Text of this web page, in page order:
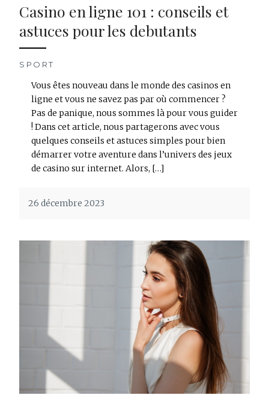
Casino en ligne 101 : conseils et
astuces pour les debutants
SPORT
Vous êtes nouveau dans le monde des casinos en
ligne et vous ne savez pas par où commencer ?
Pas de panique, nous sommes là pour vous guider
! Dans cet article, nous partagerons avec vous
quelques conseils et astuces simples pour bien
démarrer votre aventure dans l’univers des jeux
de casino sur internet. Alors, […]
26 décembre 2023